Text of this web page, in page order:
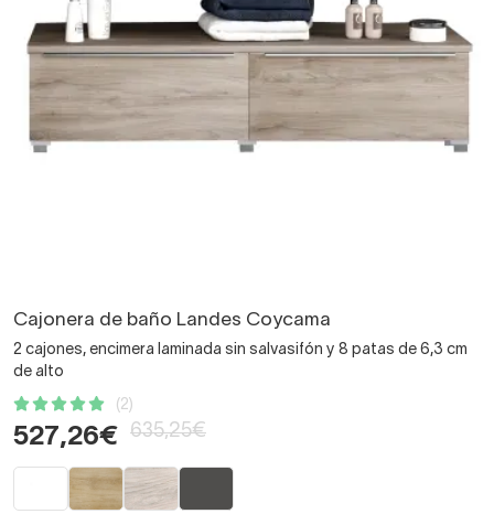
Cajonera de baño Landes Coycama
2 cajones, encimera laminada sin salvasifón y 8 patas de 6,3 cm
de alto
(2)
527,26€ 635,25€